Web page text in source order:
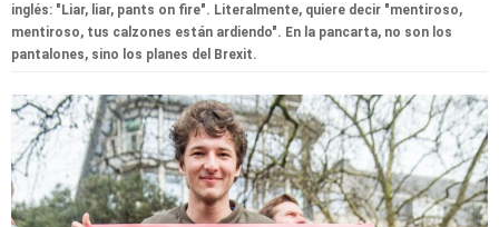
inglés: "Liar, liar, pants on fire". Literalmente, quiere decir "mentiroso,
mentiroso, tus calzones están ardiendo". En la pancarta, no son los
pantalones, sino los planes del Brexit.